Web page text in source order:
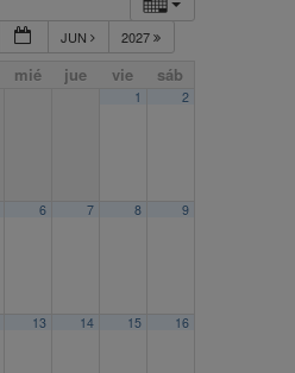
JUN 2027
mié jue vie sáb
1 2
6 7 8 9
13 14 15 16